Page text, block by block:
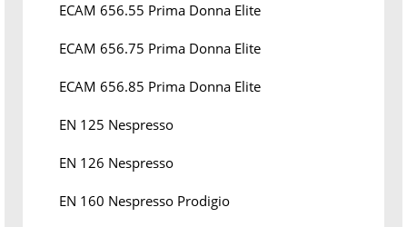
ECAM 656.55 Prima Donna Elite
ECAM 656.75 Prima Donna Elite
ECAM 656.85 Prima Donna Elite
EN 125 Nespresso
EN 126 Nespresso
EN 160 Nespresso Prodigio